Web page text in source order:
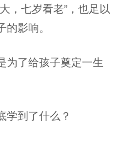
，七岁看老”，也足以
影响。
为了给孩子奠定一生
学到了什么？